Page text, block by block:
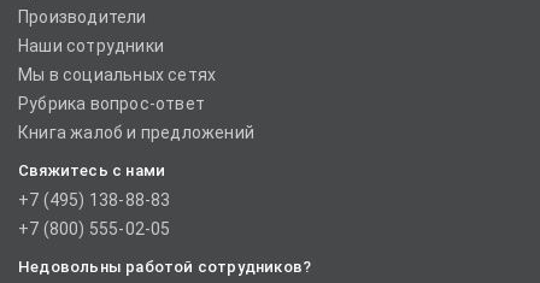
Производители
Наши сотрудники
Мы в социальных сетях
Рубрика вопрос-ответ
Книга жалоб и предложений
Свяжитесь с нами
+7 (495) 138-88-83
+7 (800) 555-02-05
Недовольны работой сотрудников?